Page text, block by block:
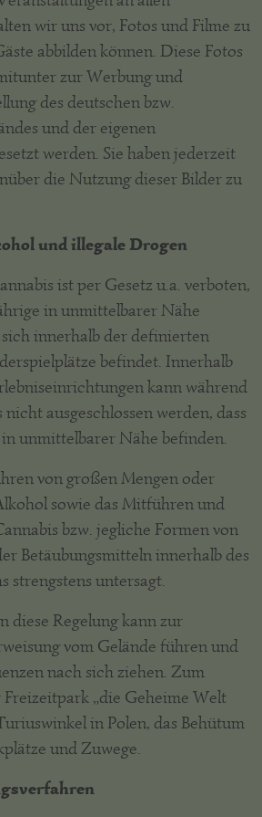
wir uns vor, Fotos und Filme zu
abbilden können. Diese Fotos
zur Werbung und
des deutschen bzw.
und der eigenen
werden. Sie haben jederzeit
die Nutzung dieser Bilder zu
und illegale Drogen
ist per Gesetz u.a. verboten,
in unmittelbarer Nähe
innerhalb der definierten
befindet. Innerhalb
kann während
ausgeschlossen werden, dass
unmittelbarer Nähe befinden.
von großen Mengen oder
sowie das Mitführen und
bzw. jegliche Formen von
Betäubungsmitteln innerhalb des
strengstens untersagt.
diese Regelung kann zur
vom Gelände führen und
nach sich ziehen. Zum
Freizeitpark „die Geheime Welt
in Polen, das Behütum
und Zuwege.